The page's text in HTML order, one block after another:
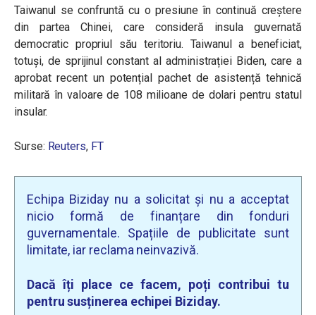
Taiwanul se confruntă cu o presiune în continuă creștere
din partea Chinei, care consideră insula guvernată
democratic propriul său teritoriu. Taiwanul a beneficiat,
totuși, de sprijinul constant al administrației Biden, care a
aprobat recent un potențial pachet de asistență tehnică
militară în valoare de 108 milioane de dolari pentru statul
insular.
Surse: Reuters, FT
Echipa Biziday nu a solicitat și nu a acceptat
nicio formă de finanțare din fonduri
guvernamentale. Spațiile de publicitate sunt
limitate, iar reclama neinvazivă.
Dacă îți place ce facem, poți contribui tu
pentru susținerea echipei Biziday.